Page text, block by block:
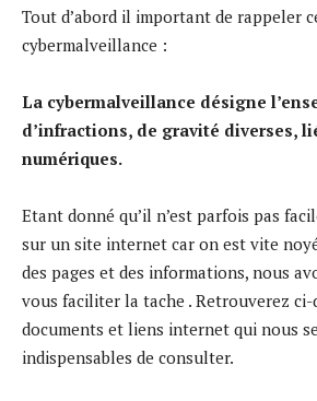
Tout d’abord il important de rappeler
cybermalveillance :
La cybermalveillance désigne
d’infractions, de gravité diverses,
numériques.
Etant donné qu’il n’est parfois pas
sur un site internet car on est vite
des pages et des informations, nous
vous faciliter la tache . Retrouverez ci-
documents et liens internet qui nous
indispensables de consulter.